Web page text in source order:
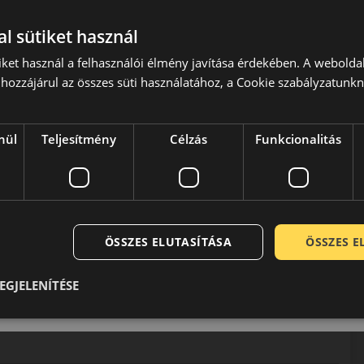
első gumiabroncs gyárában Wimpassingban,
Monarchia gumiabroncs manufaktúrájában kezdték
1896-ban került sor Traiskirchenbe, amit a cég
ben a Continental megvásárolta és beolvasztotta a
abroncsokat előállítani az európai (közép-
azóta is folyamatosan megbízható és biztonságos
sütiket használ
használ a felhasználói élmény javítása érdekében. A
az összes süti használatához, a Cookie
Teljesítmény Célzás Funkcionalitás
ÖSSZES
ÖSSZES ELUTASÍTÁSA